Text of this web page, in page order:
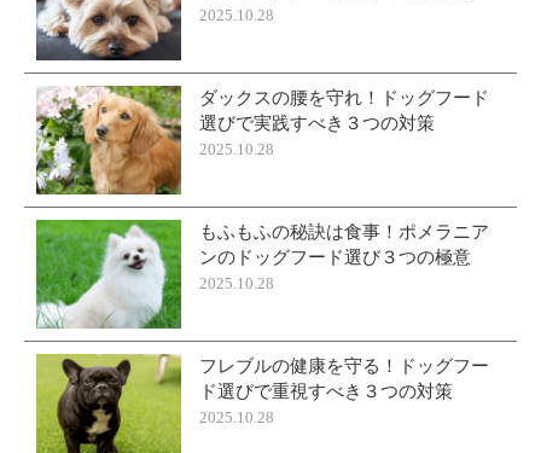
2025.10.28
ダックスの腰を守れ！ドッグフード
選びで実践すべき３つの対策
2025.10.28
もふもふの秘訣は食事！ポメラニア
ンのドッグフード選び３つの極意
2025.10.28
フレブルの健康を守る！ドッグフー
ド選びで重視すべき３つの対策
2025.10.28